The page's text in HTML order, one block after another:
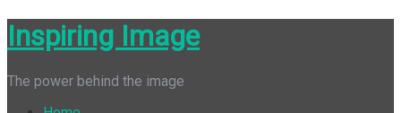
Skip
to
Inspiring Image
The power behind the image